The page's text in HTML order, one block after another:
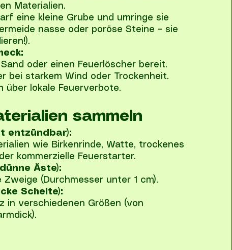
Materialien.
eine kleine Grube und umringe sie
nasse oder poröse Steine – sie
oder einen Feuerlöscher bereit.
bei starkem Wind oder Trockenheit.
über lokale Feuerverbote.
sammeln
entzündbar):
wie Birkenrinde, Watte, trockenes
kommerzielle Feuerstarter.
Äste):
Zweige (Durchmesser unter 1 cm).
Scheite):
in verschiedenen Größen (von